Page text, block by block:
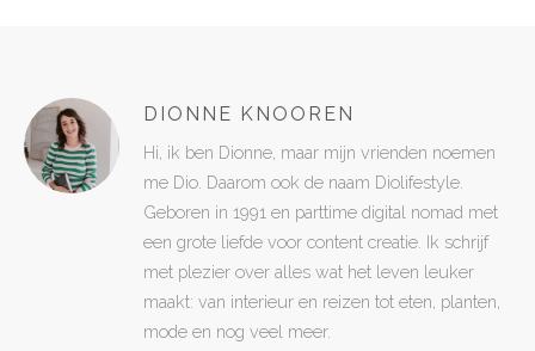
DIONNE KNOOREN
Hi, ik ben Dionne, maar mijn vrienden noemen
me Dio. Daarom ook de naam Diolifestyle.
Geboren in 1991 en parttime digital nomad met
een grote liefde voor content creatie. Ik schrijf
met plezier over alles wat het leven leuker
maakt: van interieur en reizen tot eten, planten,
mode en nog veel meer.